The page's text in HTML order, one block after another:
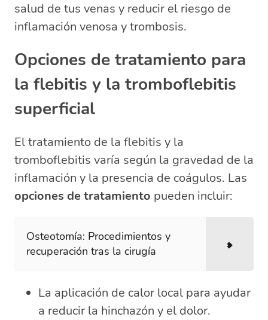
salud de tus venas y reducir el riesgo de
inflamación venosa y trombosis.
Opciones de tratamiento para
la flebitis y la tromboflebitis
superficial
El tratamiento de la flebitis y la
tromboflebitis varía según la gravedad de la
inflamación y la presencia de coágulos. Las
opciones de tratamiento pueden incluir:
Osteotomía: Procedimientos y
recuperación tras la cirugía
La aplicación de calor local para ayudar
a reducir la hinchazón y el dolor.